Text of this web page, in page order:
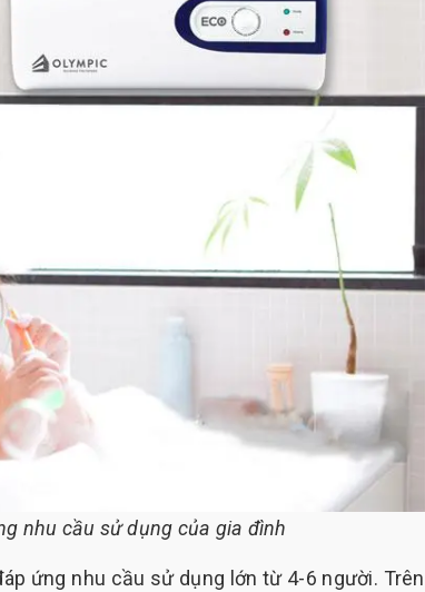
nhu cầu sử dụng của gia đình
ứng nhu cầu sử dụng lớn từ 4-6 người. Trên